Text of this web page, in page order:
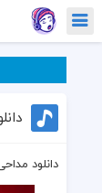
دانلود